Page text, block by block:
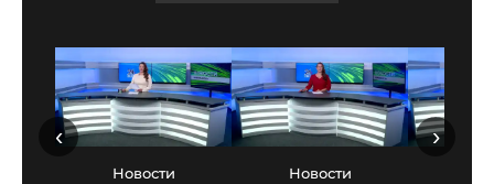
Новости
Новости
‹ ›